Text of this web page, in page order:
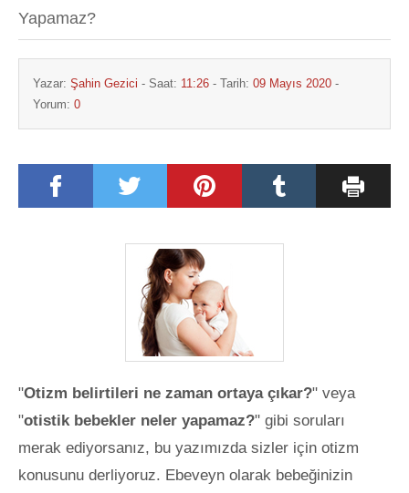
Yapamaz?
Yazar: Şahin Gezici - Saat: 11:26 - Tarih: 09 Mayıs 2020 -
Yorum: 0
"Otizm belirtileri ne zaman ortaya çıkar?" veya
"otistik bebekler neler yapamaz?" gibi soruları
merak ediyorsanız, bu yazımızda sizler için otizm
konusunu derliyoruz. Ebeveyn olarak bebeğinizin